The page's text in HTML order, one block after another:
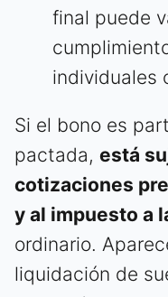
final puede
individuales
Si el bono es
pactada, está
cotizaciones
y al impuesto a
ordinario.
liquidación de